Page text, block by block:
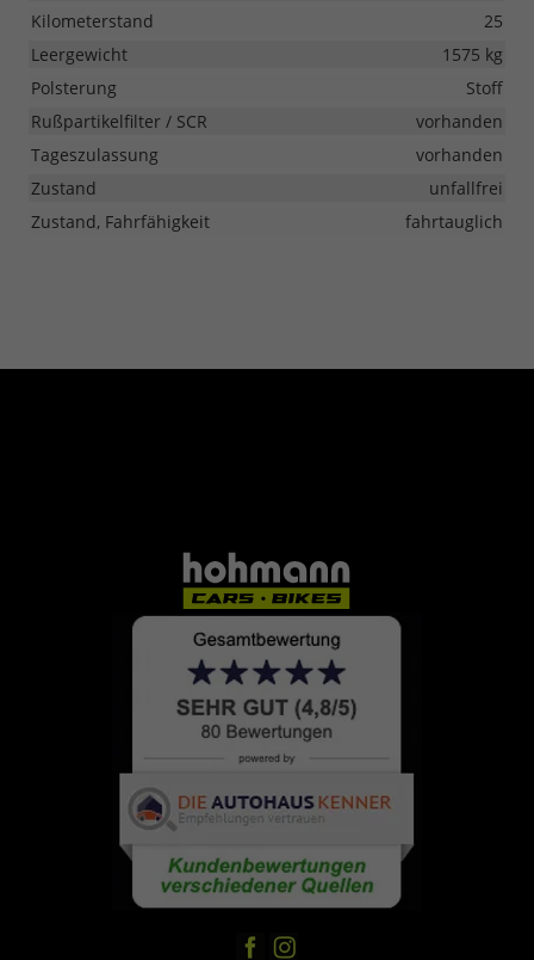
Kilometerstand
25
Leergewicht
1575 kg
Polsterung
Stoff
Rußpartikelfilter / SCR
vorhanden
Tageszulassung
vorhanden
Zustand
unfallfrei
Zustand, Fahrfähigkeit
fahrtauglich